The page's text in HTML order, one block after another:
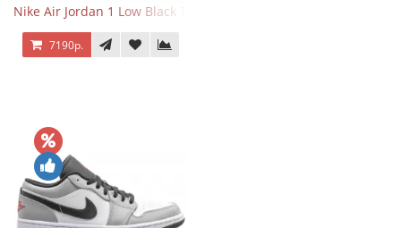
Nike Air Jordan 1 Low Black Toe
7190р.